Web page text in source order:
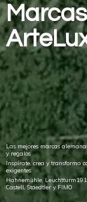
Las mejores marcas
y regalos
Inspírate, crea y transforma
exigentes
Hahnemühle,
Castell, Staedtler y FIMO